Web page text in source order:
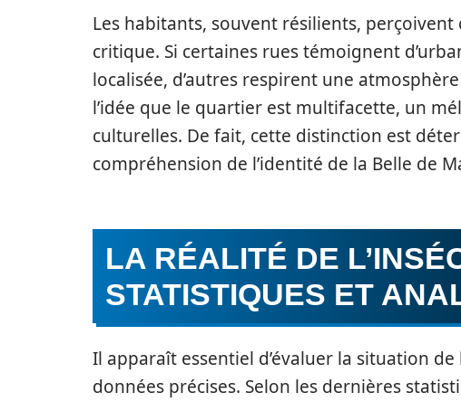
Les habitants, souvent résilients,
critique. Si certaines rues témoignent
localisée, d’autres respirent une
l’idée que le quartier est multifacette, un
culturelles. De fait, cette distinction est
compréhension de l’identité de la Belle de
LA RÉALITÉ DE
STATISTIQUES ET
Il apparaît essentiel d’évaluer la situation de
données précises. Selon les dernières